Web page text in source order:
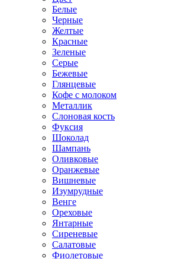
Белые
Черные
Желтые
Красные
Зеленые
Серые
Бежевые
Глянцевые
Кофе с молоком
Металлик
Слоновая кость
Фуксия
Шоколад
Шампань
Оливковые
Оранжевые
Вишневые
Изумрудные
Венге
Ореховые
Янтарные
Сиреневые
Салатовые
Фиолетовые